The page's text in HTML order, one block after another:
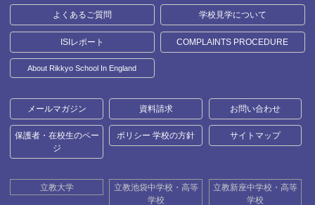
よくあるご質問 学校見学について
ISIレポート COMPLAINTS PROCEDURE
About Rikkyo School In England
メールマガジン 資料請求 お問い合わせ
保護者・在校生のペー
ジ
ポリシー 学校の方針 サイトマップ
立教大学
立教池袋中学校・高等
学校
立教新座中学校・高等
学校